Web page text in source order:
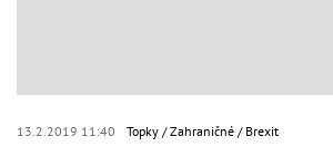
13.2.2019 11:40 Topky Zahraničné Brexit